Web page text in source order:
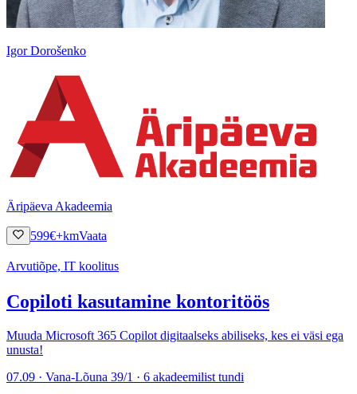
Igor Dorošenko
Äripäeva Akadeemia
599€+kmVaata
Arvutiõpe, IT koolitus
Copiloti kasutamine kontoritöös
Muuda Microsoft 365 Copilot digitaalseks abiliseks, kes ei väsi ega
unusta!
07.09 · Vana-Lõuna 39/1 · 6 akadeemilist tundi